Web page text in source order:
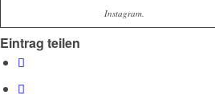
Instagram.
Eintrag teilen